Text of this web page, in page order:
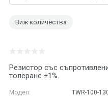
Резистор със
толеранс ±1%.
Модел:
ТWR-100-
Виж количества